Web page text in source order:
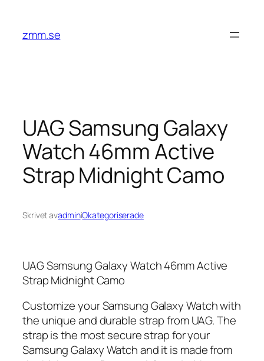
innehåll
zmm.se
UAG Samsung Galaxy
Watch 46mm Active
Strap Midnight Camo
Skrivet avadminiOkategoriserade
UAG Samsung Galaxy Watch 46mm Active
Strap Midnight Camo
Customize your Samsung Galaxy Watch with
the unique and durable strap from UAG. The
strap is the most secure strap for your
Samsung Galaxy Watch and it is made from